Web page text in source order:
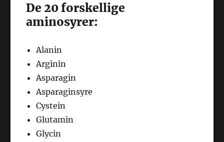
De 20 forskellige
aminosyrer:
Alanin
Arginin
Asparagin
Asparaginsyre
Cystein
Glutamin
Glycin